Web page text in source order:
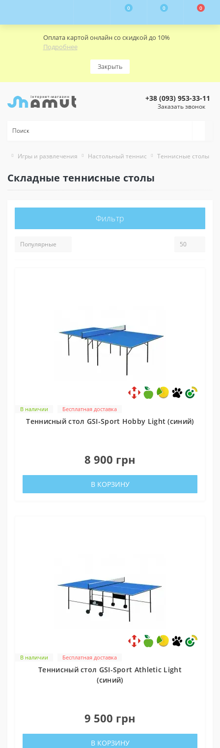
Оплата картой онлайн со скидкой до 10%
Подробнее
Закрыть
0 0 0
+38 (093) 953-33-11
Заказать звонок
Игры и развлечения Настольный теннис Теннисные столы
Складные теннисные столы
Фильтр
В наличии Бесплатная доставка
Теннисный стол GSI-Sport Hobby Light (синий)
8 900 грн
В КОРЗИНУ
В наличии Бесплатная доставка
Теннисный стол GSI-Sport Athletic Light
(синий)
9 500 грн
В КОРЗИНУ